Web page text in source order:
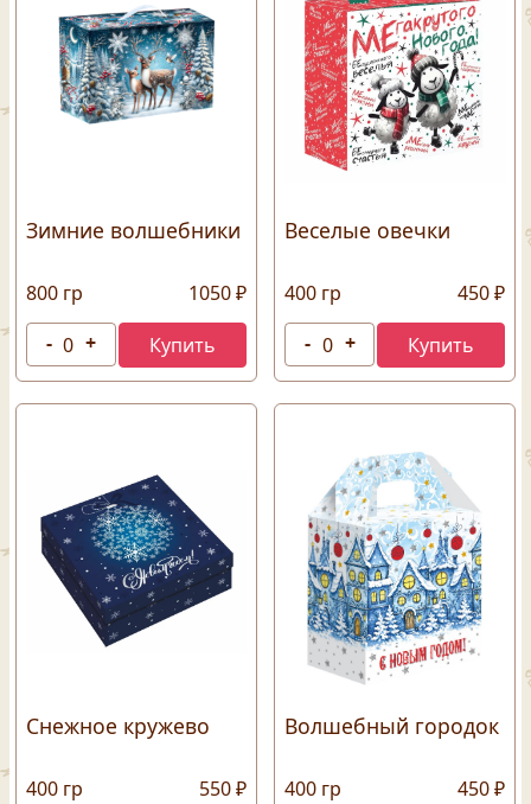
Зимние волшебники
800 гр 1050 ₽
Веселые овечки
400 гр 450 ₽
Снежное кружево
400 гр 550 ₽
Волшебный городок
400 гр 450 ₽